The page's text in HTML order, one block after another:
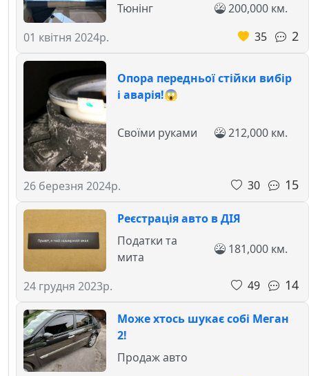
01 квітня 2024р.
Тюнінг
200,000 км.
35
2
Опора передньої стійки вибір
і аварія!😱
26 березня 2024р.
Своїми руками 212,000 км.
30 15
Реєстрація авто в ДІЯ
24 грудня 2023р.
Податки та
мита
181,000 км.
49 14
Може хтось шукає собі Меган
2!
Продаж авто